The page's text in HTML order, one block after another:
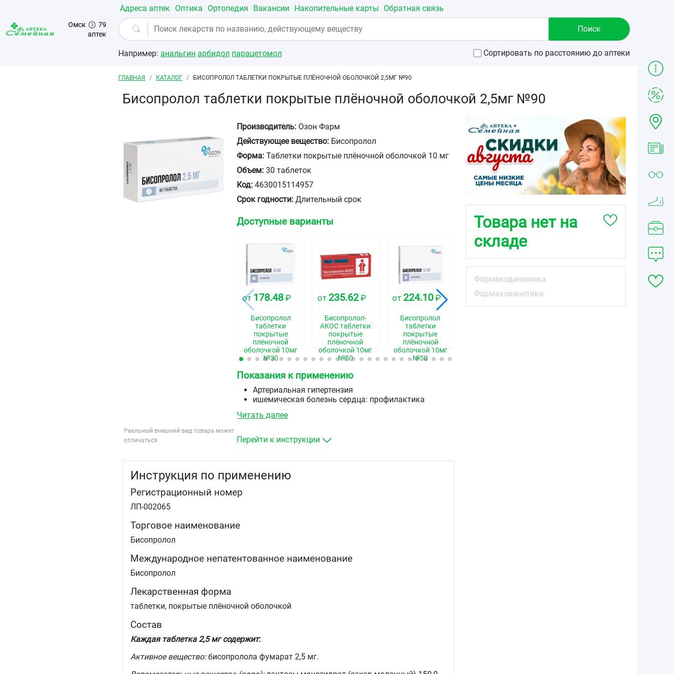
Перейти к основному содержанию
Омск
79
аптек
Адреса аптек Оптика Ортопедия Вакансии Накопительные карты Обратная связь
Например: анальгин арбидол парацетомол Сортировать по расстоянию до аптеки
Строка навигации
ГЛАВНАЯ КАТАЛОГ БИСОПРОЛОЛ ТАБЛЕТКИ ПОКРЫТЫЕ ПЛЁНОЧНОЙ ОБОЛОЧКОЙ 2,5МГ №90
Бисопролол таблетки покрытые плёночной оболочкой 2,5мг №90
Реальный внешний вид товара может
отличаться
Производитель: Озон Фарм
Действующее вещество: Бисопролол
Форма: Таблетки покрытые плёночной оболочкой 10 мг
Объем: 30 таблеток
Код: 4630015114957
Срок годности: Длительный срок
Доступные варианты
от 178.48 ₽
Бисопролол
таблетки
покрытые
плёночной
оболочкой 10мг
№30
от 235.62₽
Бисопролол-
АКОС таблетки
покрытые
плёночной
оболочкой 10мг
№50
от 224.10 ₽
Бисопролол
таблетки
покрытые
плёночной
оболочкой 10мг
№50
от139.68₽ от
Показания к применению
Артериальная гипертензия
ишемическая болезнь сердца: профилактика
хроническая сердечная недостаточность.
Читать далее
Перейти к инструкции
Инструкция по применению
Регистрационный номер
ЛП-002065
Торговое наименование
Бисопролол
Международное непатентованное наименование
Бисопролол
Лекарственная форма
таблетки, покрытые плёночной оболочкой
Состав
Каждая таблетка 2,5 мг содержит:
Активное вещество:бисопролола фумарат 2,5 мг.
Товара нет на
складе
Фармакодинамика
Фармакокинетика